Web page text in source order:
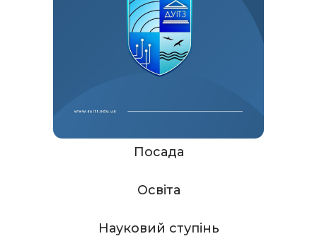
Посада
Освіта
Науковий ступінь